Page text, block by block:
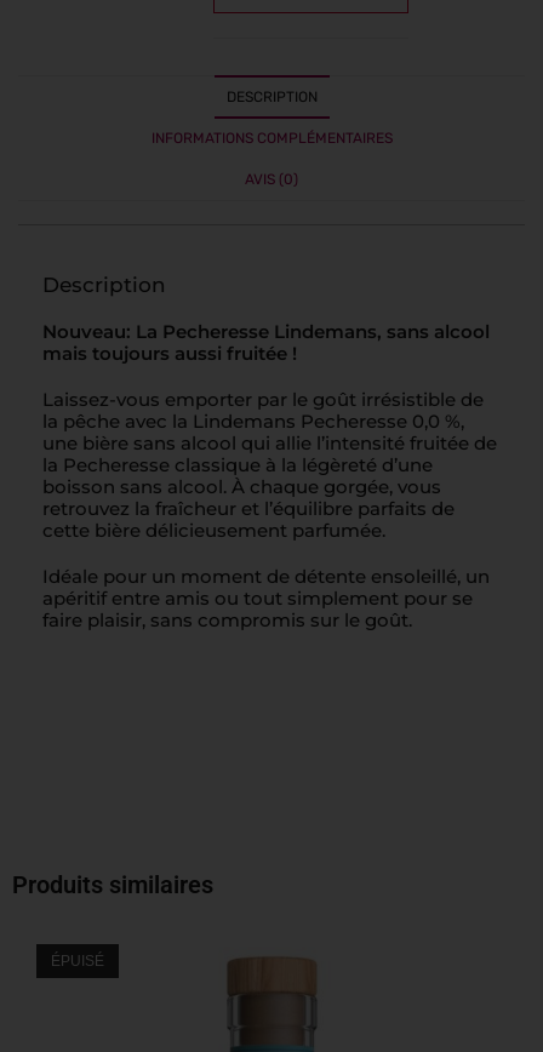
DESCRIPTION
INFORMATIONS COMPLÉMENTAIRES
AVIS (0)
Description
Nouveau: La Pecheresse Lindemans, sans alcool
mais toujours aussi fruitée !
Laissez-vous emporter par le goût irrésistible de
la pêche avec la Lindemans Pecheresse 0,0 %,
une bière sans alcool qui allie l’intensité fruitée de
la Pecheresse classique à la légèreté d’une
boisson sans alcool. À chaque gorgée, vous
retrouvez la fraîcheur et l’équilibre parfaits de
cette bière délicieusement parfumée.
Idéale pour un moment de détente ensoleillé, un
apéritif entre amis ou tout simplement pour se
faire plaisir, sans compromis sur le goût.
Produits similaires
ÉPUISÉ